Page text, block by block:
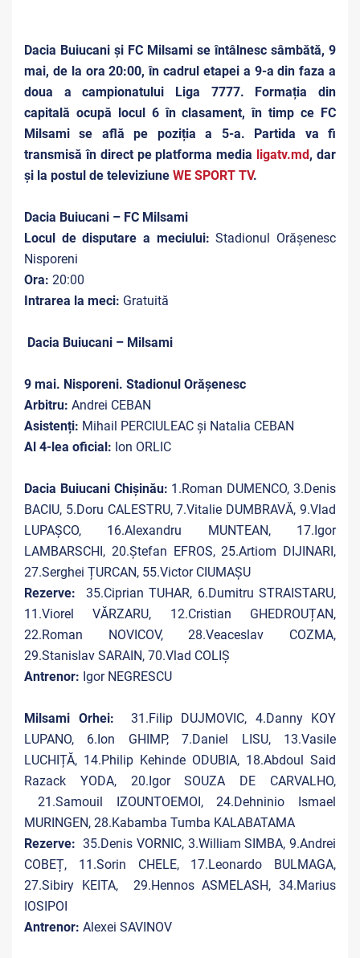
Dacia Buiucani și FC Milsami se întâlnesc sâmbătă, 9
mai, de la ora 20:00, în cadrul etapei a 9-a din faza a
doua a campionatului Liga 7777. Formația din
capitală ocupă locul 6 în clasament, în timp ce FC
Milsami se află pe poziția a 5-a. Partida va fi
transmisă în direct pe platforma media ligatv.md , dar
și la postul de televiziune WE SPORT TV.
Dacia Buiucani – FC Milsami
Locul de disputare a meciului: Stadionul Orășenesc
Nisporeni
Ora: 20:00
Intrarea la meci: Gratuită
Dacia Buiucani – Milsami
9 mai. Nisporeni. Stadionul Orășenesc
Arbitru: Andrei CEBAN
Asistenți: Mihail PERCIULEAC și Natalia CEBAN
Al 4-lea oficial: Ion ORLIC
Dacia Buiucani Chișinău: 1.Roman DUMENCO, 3.Denis
BACIU, 5.Doru CALESTRU, 7.Vitalie DUMBRAVĂ, 9.Vlad
LUPAȘCO, 16.Alexandru MUNTEAN, 17.Igor
LAMBARSCHI, 20.Ștefan EFROS, 25.Artiom DIJINARI,
27.Serghei ȚURCAN, 55.Victor CIUMAȘU
Rezerve: 35.Ciprian TUHAR, 6.Dumitru STRAISTARU,
11.Viorel VĂRZARU, 12.Cristian GHEDROUȚAN,
22.Roman NOVICOV, 28.Veaceslav COZMA,
29.Stanislav SARAIN, 70.Vlad COLIȘ
Antrenor: Igor NEGRESCU
Milsami Orhei: 31.Filip DUJMOVIC, 4.Danny KOY
LUPANO, 6.Ion GHIMP, 7.Daniel LISU, 13.Vasile
LUCHIȚĂ, 14.Philip Kehinde ODUBIA, 18.Abdoul Said
Razack YODA, 20.Igor SOUZA DE CARVALHO,
21.Samouil IZOUNTOEMOI, 24.Dehninio Ismael
MURINGEN, 28.Kabamba Tumba KALABATAMA
Rezerve: 35.Denis VORNIC, 3.William SIMBA, 9.Andrei
COBEȚ, 11.Sorin CHELE, 17.Leonardo BULMAGA,
27.Sibiry KEITA, 29.Hennos ASMELASH, 34.Marius
IOSIPOI
Antrenor: Alexei SAVINOV